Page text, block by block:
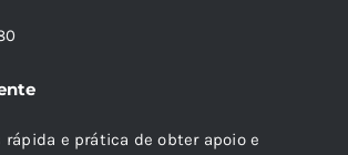
rápida e prática de obter apoio e